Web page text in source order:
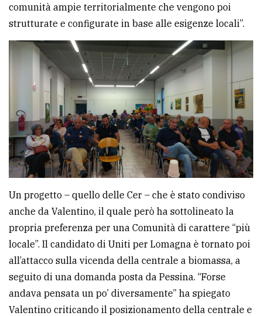
comunità ampie territorialmente che vengono poi
strutturate e configurate in base alle esigenze locali”.
Un progetto – quello delle Cer – che è stato condiviso
anche da Valentino, il quale però ha sottolineato la
propria preferenza per una Comunità di carattere “più
locale”. Il candidato di Uniti per Lomagna è tornato poi
all’attacco sulla vicenda della centrale a biomassa, a
seguito di una domanda posta da Pessina. “Forse
andava pensata un po’ diversamente” ha spiegato
Valentino criticando il posizionamento della centrale e